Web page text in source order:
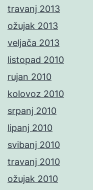
travanj 2013
ožujak 2013
veljača 2013
listopad 2010
rujan 2010
kolovoz 2010
srpanj 2010
lipanj 2010
svibanj 2010
travanj 2010
ožujak 2010